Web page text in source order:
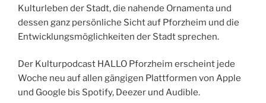
Kulturleben der Stadt, die nahende Ornamenta und
dessen ganz persönliche Sicht auf Pforzheim und die
Entwicklungsmöglichkeiten der Stadt sprechen.
Der Kulturpodcast HALLO Pforzheim erscheint jede
Woche neu auf allen gängigen Plattformen von Apple
und Google bis Spotify, Deezer und Audible.